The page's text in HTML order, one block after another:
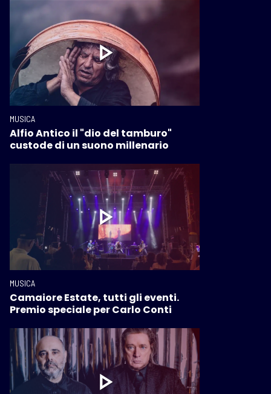
MUSICA
Alfio Antico il "dio del tamburo"
custode di un suono millenario
MUSICA
Camaiore Estate, tutti gli eventi.
Premio speciale per Carlo Conti